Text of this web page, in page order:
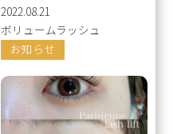
2022.08.21
ボリュームラッシュ
お知らせ